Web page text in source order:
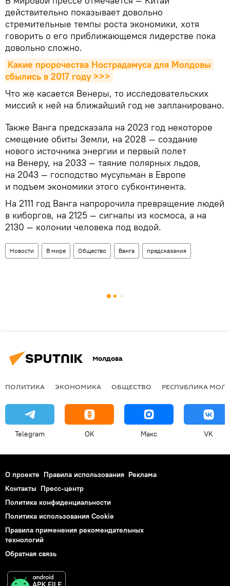
действительно показывает довольно
стремительные темпы роста экономики, хотя
говорить о его приближающемся лидерстве пока
довольно сложно.
Какие пророчества Нострадамуса для Молдовы
сбылись в 2017 году >>>
Что же касается Венеры, то исследовательских
миссий к ней на ближайший год не запланировано.
Также Ванга предсказала на 2023 год некоторое
смещение обиты Земли, на 2028 — создание
нового источника энергии и первый полет
на Венеру, на 2033 — таяние полярных льдов,
на 2043 — господство мусульман в Европе
и подъем экономики этого субконтинента.
На 2111 год Ванга напророчила превращение людей
в киборгов, на 2125 — сигналы из космоса, а на
2130 — колонии человека под водой.
Новости В мире Общество Ванга предсказания
Молдова
ПОЛИТИКА ЭКОНОМИКА ОБЩЕСТВО РЕСПУБЛИКА
Telegram OK Макс VK
О проекте Правила использования Реклама
Контакты Пресс-центр
Политика конфиденциальности
Политика использования Cookie
Правила применения рекомендательных
технологий
Обратная связь